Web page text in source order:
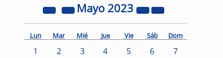
Mayo 2023
Lun Mar Mié Jue Vie Sáb Dom
1 2 3 4 5 6
7